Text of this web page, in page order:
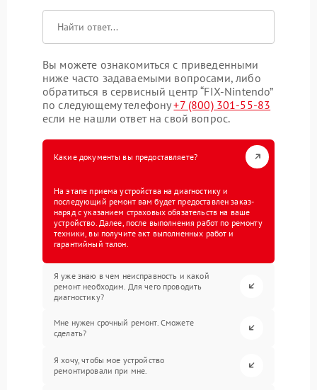
Вы можете ознакомиться с приведенными
ниже часто задаваемыми вопросами, либо
обратиться в сервисный центр “FIX-Nintendo”
по следующему телефону+7 (800) 301-55-83
если не нашли ответ на свой вопрос.
Какие документы вы предоставляете?
На этапе приема устройства на диагностику и
последующий ремонт вам будет предоставлен заказ-
наряд с указанием страховых обязательств на ваше
устройство. Далее, после выполнения работ по ремонту
техники, вы получите акт выполненных работ и
гарантийный талон.
Я уже знаю в чем неисправность и какой
ремонт необходим. Для чего проводить
диагностику?
Мне нужен срочный ремонт. Сможете
сделать?
Я хочу, чтобы мое устройство
ремонтировали при мне.